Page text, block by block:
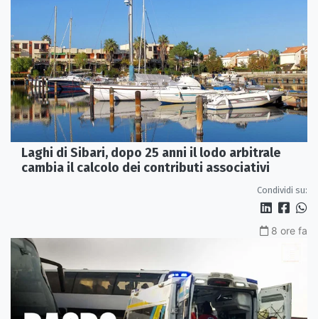
Laghi di Sibari, dopo 25 anni il lodo arbitrale
cambia il calcolo dei contributi associativi
Condividi su:
8 ore fa